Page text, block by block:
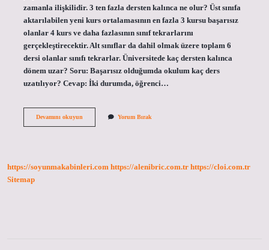
zamanla ilişkilidir. 3 ten fazla dersten kalınca ne olur? Üst sınıfa
aktarılabilen yeni kurs ortalamasının en fazla 3 kursu başarısız
olanlar 4 kurs ve daha fazlasının sınıf tekrarlarını
gerçekleştirecektir. Alt sınıflar da dahil olmak üzere toplam 6
dersi olanlar sınıfı tekrarlar. Üniversitede kaç dersten kalınca
dönem uzar? Soru: Başarısız olduğumda okulum kaç ders
uzatılıyor? Cevap: İki durumda, öğrenci…
Devamını okuyunÜniversitede Yorum Bırak
https://soyunmakabinleri.com https://alenibric.com.tr https://cloi.com.tr
Sitemap